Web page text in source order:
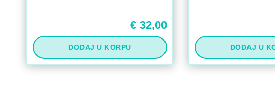
€32,00
DODAJ U KORPU DODAJ U